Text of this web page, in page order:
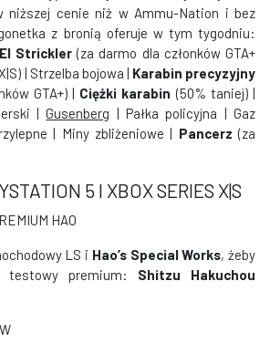
cenie niż w Ammu-Nation i bez
z bronią oferuje w tym tygodniu:
Strickler(za darmo dla członków GTA+
| Strzelba bojowa | Karabin precyzyjny
GTA+) | Ciężki karabin (50% taniej) |
|Gusenberg | Pałka policyjna | Gaz
| Miny zbliżeniowe | Pancerz (za
5 I XBOX SERIES X|S
HAO
LS i Hao’s Special Works, żeby
testowy premium: Shitzu Hakuchou